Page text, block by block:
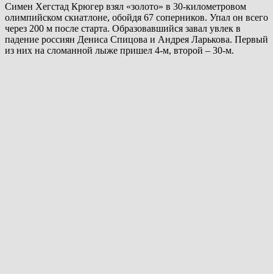
Симен Хегстад Крюгер взял «золото» в 30-километровом
олимпийском скиатлоне, обойдя 67 соперников. Упал он всего
через 200 м после старта. Образовавшийся завал увлек в
падение россиян Дениса Спицова и Андрея Ларькова. Первый
из них на сломанной лыже пришел 4-м, второй – 30-м.